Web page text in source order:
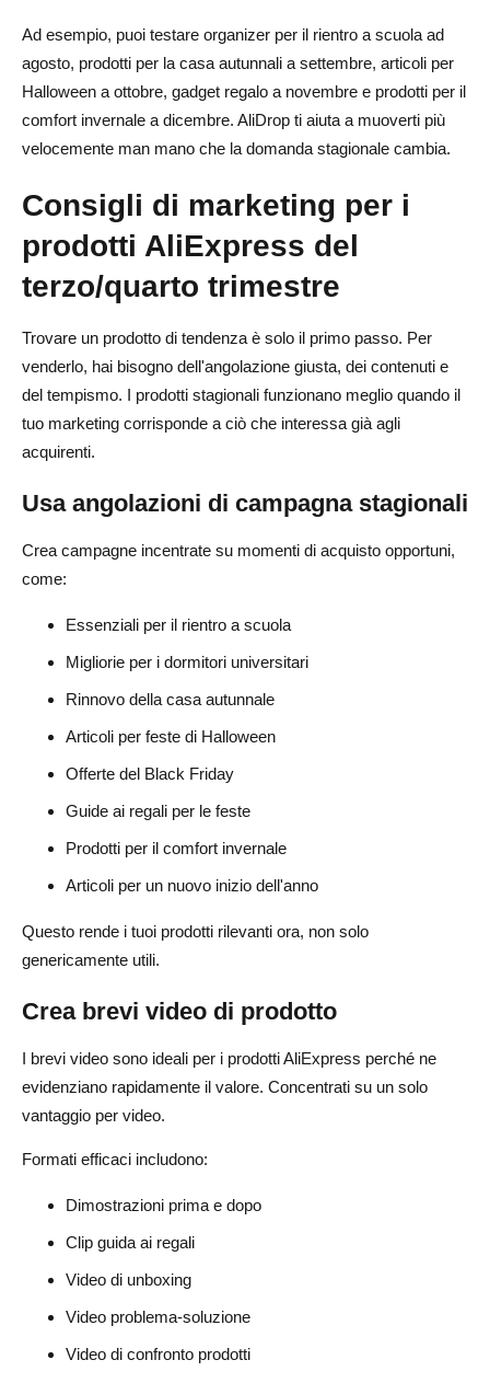
Ad esempio, puoi testare organizer per il rientro a scuola ad
agosto, prodotti per la casa autunnali a settembre, articoli per
Halloween a ottobre, gadget regalo a novembre e prodotti per il
comfort invernale a dicembre. AliDrop ti aiuta a muoverti più
velocemente man mano che la domanda stagionale cambia.
Consigli di marketing per i
prodotti AliExpress del
terzo/quarto trimestre
Trovare un prodotto di tendenza è solo il primo passo. Per
venderlo, hai bisogno dell'angolazione giusta, dei contenuti e
del tempismo. I prodotti stagionali funzionano meglio quando il
tuo marketing corrisponde a ciò che interessa già agli
acquirenti.
Usa angolazioni di campagna stagionali
Crea campagne incentrate su momenti di acquisto opportuni,
come:
Essenziali per il rientro a scuola
Migliorie per i dormitori universitari
Rinnovo della casa autunnale
Articoli per feste di Halloween
Offerte del Black Friday
Guide ai regali per le feste
Prodotti per il comfort invernale
Articoli per un nuovo inizio dell'anno
Questo rende i tuoi prodotti rilevanti ora, non solo
genericamente utili.
Crea brevi video di prodotto
I brevi video sono ideali per i prodotti AliExpress perché ne
evidenziano rapidamente il valore. Concentrati su un solo
vantaggio per video.
Formati efficaci includono:
Dimostrazioni prima e dopo
Clip guida ai regali
Video di unboxing
Video problema-soluzione
Video di confronto prodotti